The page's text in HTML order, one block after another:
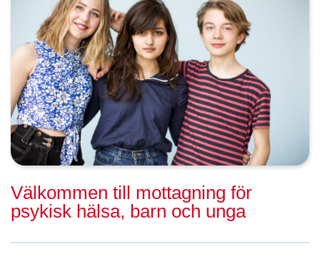
Välkommen till mottagning för
psykisk hälsa, barn och unga